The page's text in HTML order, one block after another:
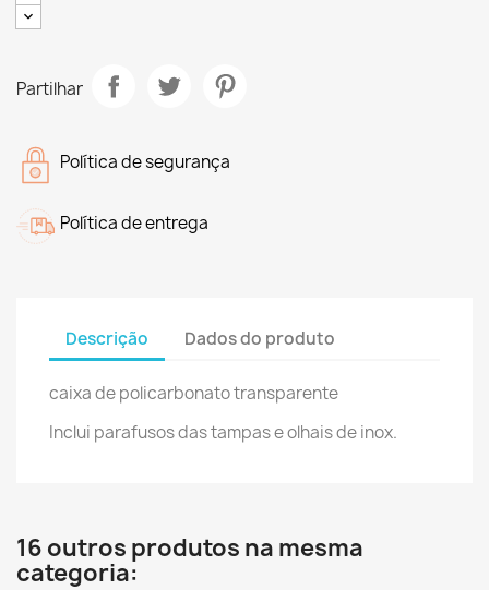
Partilhar
Política de segurança
Política de entrega
Descrição Dados do produto
caixa de policarbonato transparente
Inclui parafusos das tampas e olhais de inox.
16 outros produtos na mesma
categoria: